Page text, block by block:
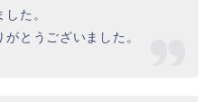
た。
とうございました。